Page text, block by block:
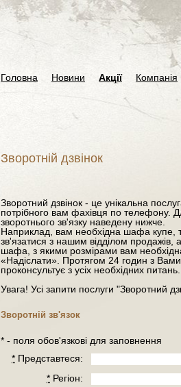
Головна Новини Акції Компанія
Зворотній дзвінок
Зворотний дзвінок - це унікальна
потрібного вам фахівця по телефону.
зворотнього зв'язку наведену нижче.
Наприклад, вам необхідна шафа купе,
зв'язатися з нашим відділом продажів,
шафа, з якими розмірами вам
«Надіслати». Протягом 24 годин з
проконсультує з усіх необхідних питань.
Увага! Усі запити послуги "Зворотний
Зворотній зв'язок
* - поля обов'язкові для заповнення
* Представтеся:
* Регiон: